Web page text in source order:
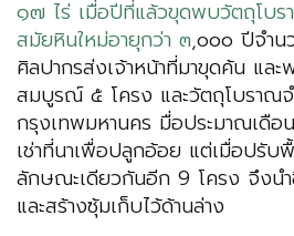
๑๗ ไร่ เมื่อปีที่แล้วขุดพบวัตถุโบร
สมัยหินใหม่อายุกว่า ๓,๐๐๐ ปีจำน
ศิลปากรส่งเจ้าหน้าที่มาขุดค้น แล
สมบูรณ์ ๕ โครง และวัตถุโบราณ
กรุงเทพมหานคร มื่อประมาณเดือ
เช่าที่นาเพื่อปลูกอ้อย แต่เมื่อปรับ
ลักษณะเดียวกันอีก 9 โครง จึงน
และสร้างซุ้มเก็บไว้ด้านล่าง